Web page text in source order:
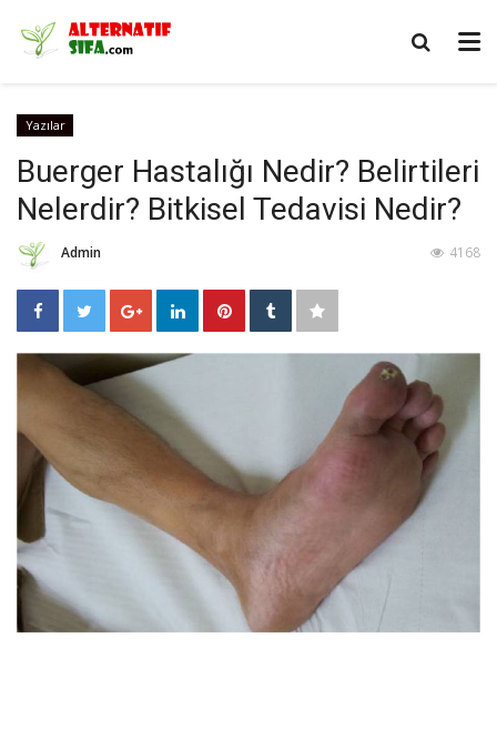
Yazılar
Buerger Hastalığı Nedir? Belirtileri
Nelerdir? Bitkisel Tedavisi Nedir?
Admin 4168